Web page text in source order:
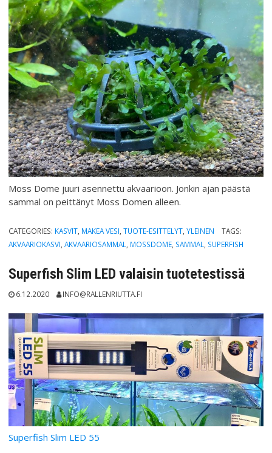
Moss Dome juuri asennettu akvaarioon. Jonkin ajan päästä
sammal on peittänyt Moss Domen alleen.
CATEGORIES: KASVIT MAKEA VESI ,TUOTE-ESITTELYT ,YLEINEN
TAGS:
AKVAARIOKASVI ,AKVAARIOSAMMAL MOSSDOME SAMMAL SUPERFISH
Superfish Slim LED valaisin tuotetestissä
6.12.2020 INFO@RALLENRIUTTA.FI
Superfish Slim LED 55